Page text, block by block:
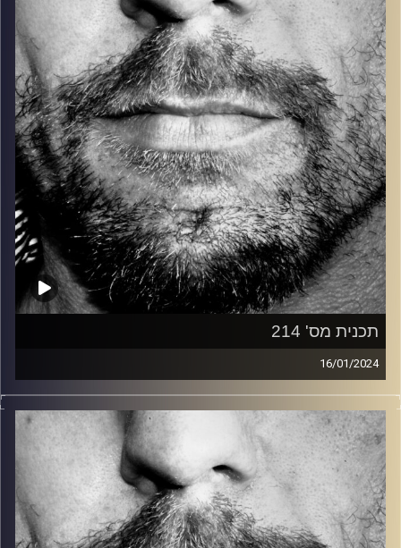
קרדיט תמונות: David Goehring
תכנית מס' 214
16/01/2024
זיפים, מוזיקה מחוספסת של הופעות חיות. הרבה ג'אם, רוק,
בלוז, bluegrass, ג'אז, Fאנק, פרוגרסיב ואפילו אלקטרוניקה.
כל מה שחי, אמיתי ונושם.
עם שמוליק רגב.
קרדיט תמונות: David Goehring